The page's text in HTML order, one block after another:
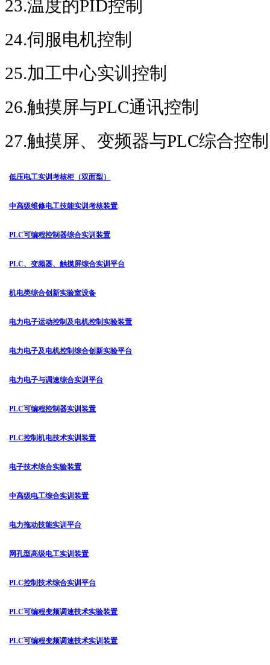
23.温度的PID控制
24.伺服电机控制
25.加工中心实训控制
26.触摸屏与PLC通讯控制
27.触摸屏、变频器与PLC综合控制
低压电工实训考核柜（双面型）
中高级维修电工技能实训考核装置
PLC可编程控制器综合实训装置
PLC、变频器、触摸屏综合实训平台
机电类综合创新实验室设备
电力电子运动控制及电机控制实验装置
电力电子及电机控制综合创新实验平台
电力电子与调速综合实训平台
PLC可编程控制器实训装置
PLC控制机电技术实训装置
电子技术综合实验装置
中高级电工综合实训装置
电力拖动技能实训平台
网孔型高级电工实训装置
PLC控制技术综合实训平台
PLC可编程变频调速技术实验装置
PLC可编程变频调速技术实训装置